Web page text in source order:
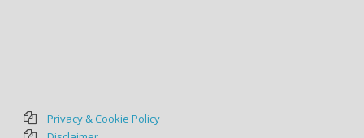
Privacy & Cookie Policy